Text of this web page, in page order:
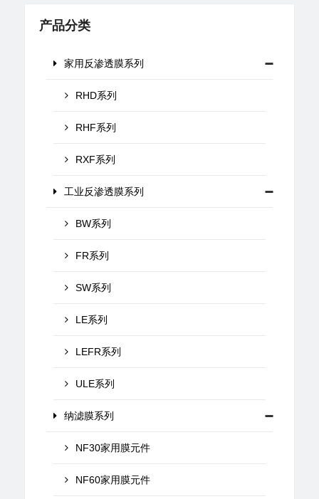
产品分类
家用反渗透膜系列
RHD系列
RHF系列
RXF系列
工业反渗透膜系列
BW系列
FR系列
SW系列
LE系列
LEFR系列
ULE系列
纳滤膜系列
NF30家用膜元件
NF60家用膜元件